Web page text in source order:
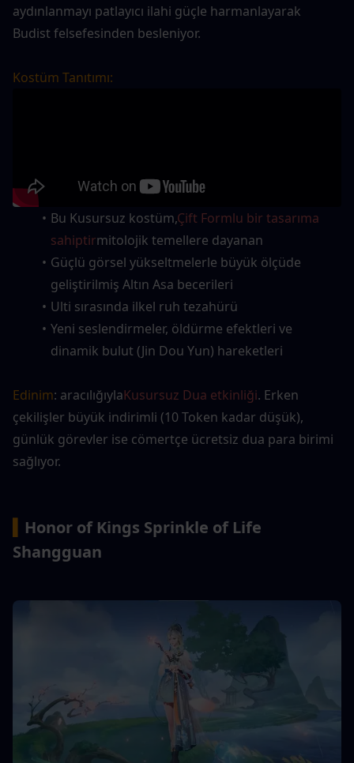
aydınlanmayı patlayıcı ilahi güçle harmanlayarak
Budist felsefesinden besleniyor.
Kostüm Tanıtımı:
Bu Kusursuz kostüm,Çift Formlu bir tasarıma
sahiptirmitolojik temellere dayanan
Güçlü görsel yükseltmelerle büyük ölçüde
geliştirilmiş Altın Asa becerileri
Ulti sırasında ilkel ruh tezahürü
Yeni seslendirmeler, öldürme efektleri ve
dinamik bulut (Jin Dou Yun) hareketleri
Edinim: aracılığıylaKusursuz Dua etkinliği. Erken
çekilişler büyük indirimli (10 Token kadar düşük),
günlük görevler ise cömertçe ücretsiz dua para birimi
sağlıyor.
Honor of Kings Sprinkle of Life
Shangguan